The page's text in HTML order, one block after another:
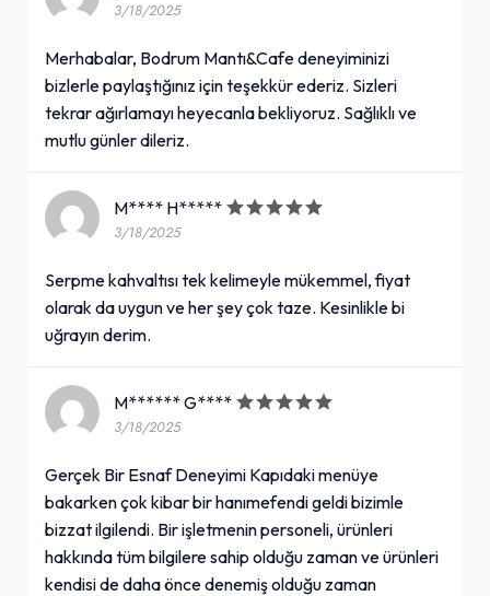
3/18/2025
Merhabalar, Bodrum Mantı&Cafe deneyiminizi
bizlerle paylaştığınız için teşekkür ederiz. Sizleri
tekrar ağırlamayı heyecanla bekliyoruz. Sağlıklı ve
mutlu günler dileriz.
M**** H*****
3/18/2025
Serpme kahvaltısı tek kelimeyle mükemmel, fiyat
olarak da uygun ve her şey çok taze. Kesinlikle bi
uğrayın derim.
M****** G****
3/18/2025
Gerçek Bir Esnaf Deneyimi Kapıdaki menüye
bakarken çok kibar bir hanımefendi geldi bizimle
bizzat ilgilendi. Bir işletmenin personeli, ürünleri
hakkında tüm bilgilere sahip olduğu zaman ve ürünleri
kendisi de daha önce denemiş olduğu zaman